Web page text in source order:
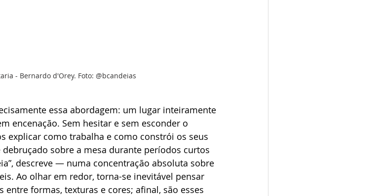
- Bernardo d'Orey. Foto: @bcandeias
essa abordagem: um lugar inteiramente
encenação. Sem hesitar e sem esconder o
explicar como trabalha e como constrói os seus
sobre a mesa durante períodos curtos
descreve — numa concentração absoluta sobre
Ao olhar em redor, torna-se inevitável pensar
formas, texturas e cores; afinal, são esses